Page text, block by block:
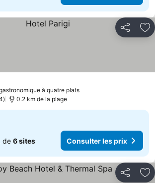
Partager
à quatre plats
0.2 km de la plage
de 6 sites Consulter les prix
Partager